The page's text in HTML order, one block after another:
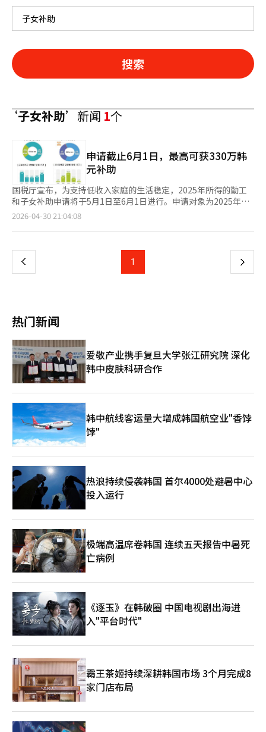
搜索
‘子女补助’新闻1个
申请截止6月1日，最高可获330万韩
元补助
国税厅宣布，为支持低收入家庭的生活稳定，2025年所得的勤工
和子女补助申请将于5月1日至6月1日进行。申请对象为2025年有
工作、商业或宗教收入的324万户家庭。国税厅将通过移动端和书
定期限提前一个月。勤工补助根据家庭类型不同，单身家庭最高可
元。子女补助每名18岁以下子女可获50万至100万韩元。申请条件
为夫妻合计收入单身家庭低于2200万韩元，单收入家庭低于3200
50%的补助。收到通知的家庭可通过二维码或移动链接在“手
税”上申请，也可通过自动应答服务申请。无法使用移动或PC的
老年人可通过补助咨询中心获得帮助。未收到通知但符合收入和资
产条件的家庭可通过“家税”直接申请，但需提交收入证明等材
料。从本次申请开始，自动申请制度将扩大。去年已同意自动申请
的155万户家庭无需再次申请即可自动申请补助。若同意自动申
请，未来可无需额外申请即可获得补助。为视障人士引入了移动电
子盲文服务，5月1日起试运行生成型AI聊天机器人咨询服务，提供
24小时咨询。错过定期申请期限的家庭可在12月1日前申请，但仅
能获得95%的补助。仅有工薪收入的家庭若已完成半年度申请，无
需定期申请，6月25日将进行结算。国税厅提醒，可能会有冒充勤
工和子女补助的诈骗行为，要求支付手续费或输入账户密码。国税
厅不会要求任何形式的资金转账，请注意防范金融诈骗。※ 本报
2026-04-30 21:04:08
上
页
1 下
热门新闻
爱敬产业携手复旦大学张江研究院 深化
韩中皮肤科研合作
韩中航线客运量大增成韩国航空业"香饽
饽"
热浪持续侵袭韩国 首尔4000处避暑中心
投入运行
极端高温席卷韩国 连续五天报告中暑死
亡病例
《逐玉》在韩破圈 中国电视剧出海进
入"平台时代"
霸王茶姬持续深耕韩国市场 3个月完成8
家门店布局